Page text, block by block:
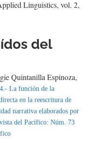
Linguistics, vol. 2,
del
Quintanilla Espinoza,
La función de la
en la reescritura de
narrativa elaborados por
del Pacífico: Núm. 73